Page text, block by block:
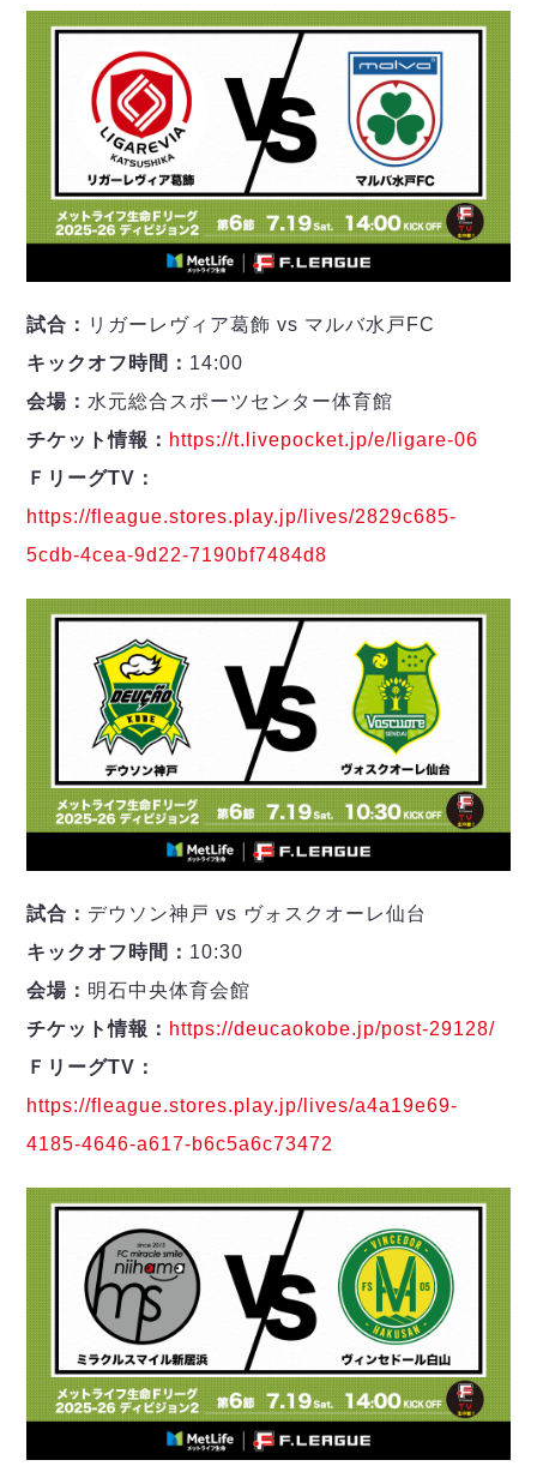
試合： リガーレヴィア葛飾 vs マルバ水戸FC
キックオフ時間： 14:00
会場： 水元総合スポーツセンター体育館
チケット情報： https://t.livepocket.jp/e/ligare-06
ＦリーグTV：
https://fleague.stores.play.jp/lives/2829c685-
5cdb-4cea-9d22-7190bf7484d8
試合： デウソン神戸 vs ヴォスクオーレ仙台
キックオフ時間： 10:30
会場： 明石中央体育会館
チケット情報： https://deucaokobe.jp/post-29128/
ＦリーグTV：
https://fleague.stores.play.jp/lives/a4a19e69-
4185-4646-a617-b6c5a6c73472